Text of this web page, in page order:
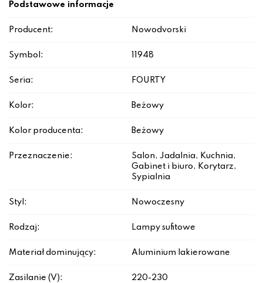
Podstawowe informacje
Producent: Nowodvorski
Symbol: 11948
Seria: FOURTY
Kolor: Beżowy
Kolor producenta: Beżowy
Przeznaczenie:
Salon, Jadalnia, Kuchnia,
Gabinet i biuro, Korytarz,
Sypialnia
Styl: Nowoczesny
Rodzaj: Lampy sufitowe
Materiał dominujący: Aluminium lakierowane
Zasilanie (V): 220-230